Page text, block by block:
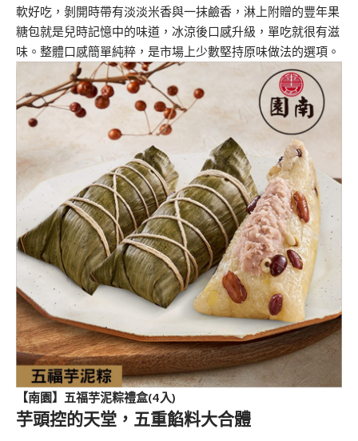
軟好吃，剝開時帶有淡淡米香與一抹鹼香，淋上附贈的豐年果
糖包就是兒時記憶中的味道，冰涼後口感升級，單吃就很有滋
味。整體口感簡單純粹，是市場上少數堅持原味做法的選項。
【南園】五福芋泥粽禮盒(4入)
芋頭控的天堂，五重餡料大合體